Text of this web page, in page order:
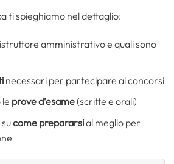
ti spieghiamo nel dettaglio:
amministrativo e quali sono
necessari per partecipare ai concorsi
prove d’esame(scritte e orali)
come prepararsial meglio per